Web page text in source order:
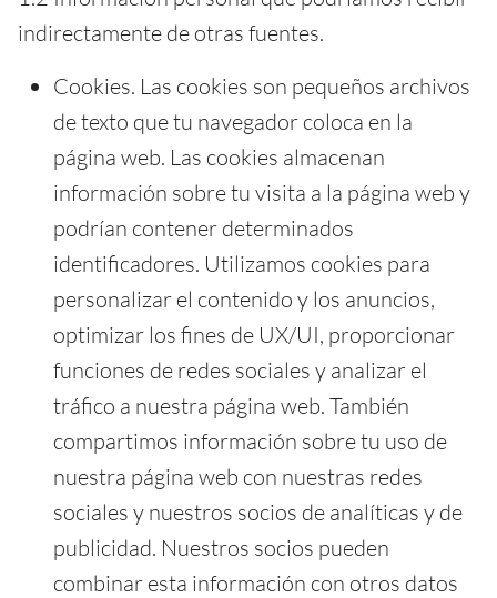
indirectamente de otras fuentes.
Cookies. Las cookies son pequeños archivos
de texto que tu navegador coloca en la
página web. Las cookies almacenan
información sobre tu visita a la página web y
podrían contener determinados
identificadores. Utilizamos cookies para
personalizar el contenido y los anuncios,
optimizar los fines de UX/UI, proporcionar
funciones de redes sociales y analizar el
tráfico a nuestra página web. También
compartimos información sobre tu uso de
nuestra página web con nuestras redes
sociales y nuestros socios de analíticas y de
publicidad. Nuestros socios pueden
combinar esta información con otros datos